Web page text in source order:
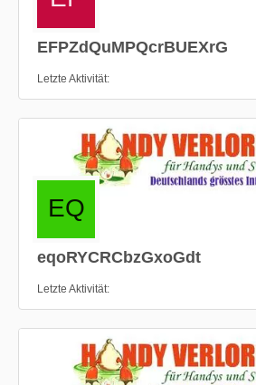
EFPZdQuMPQcrBUEXrG
Letzte Aktivität
eqoRYCRCbzGxoGdt
Letzte Aktivität